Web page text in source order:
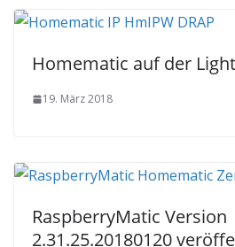
Homematic auf der
19. März 2018
RaspberryMatic Version
2.31.25.20180120